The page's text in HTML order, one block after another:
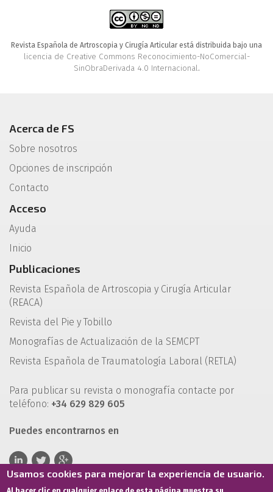
Revista Española de Artroscopia y Cirugía Articular está distribuida bajo una
licencia de Creative Commons Reconocimiento-NoComercial-
SinObraDerivada 4.0 Internacional.
Acerca de FS
Sobre nosotros
Opciones de inscripción
Contacto
Acceso
Ayuda
Inicio
Publicaciones
Revista Española de Artroscopia y Cirugía Articular
(REACA)
Revista del Pie y Tobillo
Monografías de Actualización de la SEMCPT
Revista Española de Traumatología Laboral (RETLA)
Para publicar su revista o monografía contacte por
teléfono: +34 629 829 605
Puedes encontrarnos en
Usamos cookies para mejorar la experiencia de usuario.